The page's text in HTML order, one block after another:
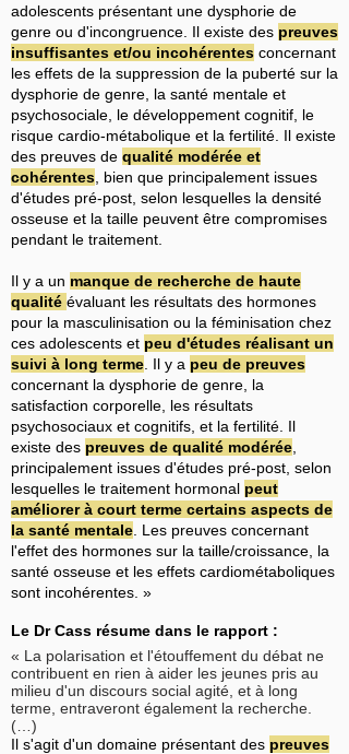
adolescents présentant une dysphorie de
genre ou d'incongruence. Il existe des preuves
insuffisantes et/ou incohérentes concernant
les effets de la suppression de la puberté sur la
dysphorie de genre, la santé mentale et
psychosociale, le développement cognitif, le
risque cardio-métabolique et la fertilité. Il existe
des preuves de qualité modérée et
cohérentes , bien que principalement issues
d'études pré-post, selon lesquelles la densité
osseuse et la taille peuvent être compromises
pendant le traitement.
Il y a un manque de recherche de haute
qualité évaluant les résultats des hormones
pour la masculinisation ou la féminisation chez
ces adolescents et peu d'études réalisant un
suivi à long terme . Il y a peu de preuves
concernant la dysphorie de genre, la
satisfaction corporelle, les résultats
psychosociaux et cognitifs, et la fertilité. Il
existe des preuves de qualité modérée
principalement issues d'études pré-post, selon
lesquelles le traitement hormonal peut
améliorer à court terme certains aspects de
la santé mentale . Les preuves concernant
l'effet des hormones sur la taille/croissance, la
santé osseuse et les effets cardiométaboliques
sont incohérentes. »
Le Dr Cass résume dans le rapport :
« La polarisation et l'étouffement du débat ne
contribuent en rien à aider les jeunes pris au
milieu d'un discours social agité, et à long
terme, entraveront également la recherche.
(…)
Il s'agit d'un domaine présentant des preuves